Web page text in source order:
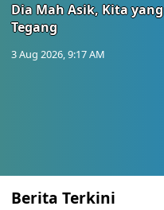
Dia Mah Asik, Kita yang
Tegang
3 Aug 2026, 9:17 AM
Berita Terkini